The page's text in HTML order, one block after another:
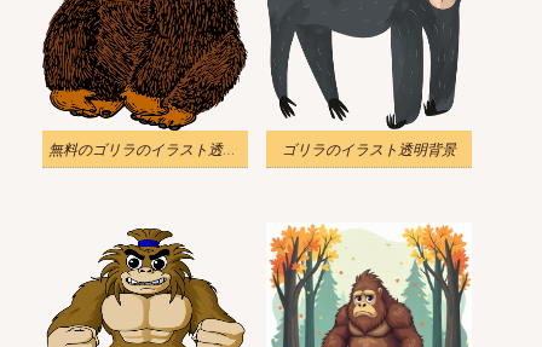
無料のゴリラのイラスト透明背景 ゴリラのイラスト透明背景